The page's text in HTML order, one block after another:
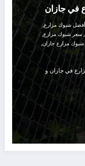
في جازان
أفضل شبوك مزارع,
,سعر شبوك مزارع,
شبوك مزارع جازان,
في جازان و